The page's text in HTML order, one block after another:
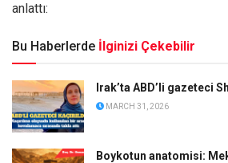
anlattı:
Bu Haberlerde İlginizi Çekebilir
Irak’ta ABD’li gazeteci
MARCH 31, 2026
Boykotun anatomisi: